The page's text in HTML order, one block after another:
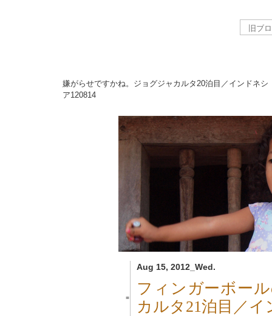
嫌がらせですかね。ジョグジャカルタ20泊目／インドネシ
ア120814
Aug 15, 2012_Wed.
■
フィンガーボー
カルタ21泊目／